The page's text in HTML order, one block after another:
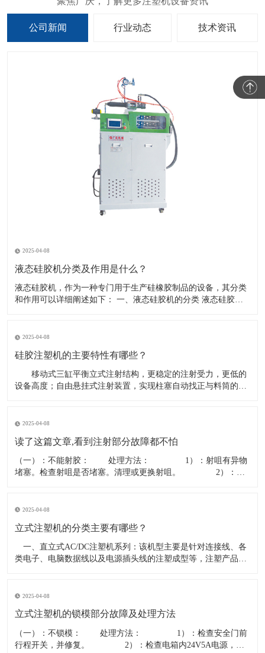
公司新闻 行业动态 技术资讯
2025-04-08
液态硅胶机分类及作用是什么？
液态硅胶机，作为一种专门用于生产硅橡胶制品的设备，其分类
和作用可以详细阐述如下： 一、液态硅胶机的分类 液态硅胶机
射成型机：又称垂直注射成型机，采用液态硅胶在垂直状态
2025-04-08
硅胶注塑机的主要特性有哪些？
移动式三缸平衡立式注射结构，更稳定的注射受力，更低的
设备高度；自由悬挂式注射装置，实现柱塞自动找正与料筒的对
定缸型三缸平衡注射，精密、稳定、安全，是成型精密橡胶制品
2025-04-08
读了这篇文章,看到注射部分故障都不怕
（一）：不能射胶： 处理方法： 1）：射咀有异物
堵塞。检查射咀是否堵塞。清理或更换射咀。 2）：分
2025-04-08
立式注塑机的分类主要有哪些？
一、直立式AC/DC注塑机系列：该机型主要是针对连接线、各
类电子、电脑数据线以及电源插头线的注塑成型等，注塑产品精
各厂家机型的具体容模量，配置等有异，在选购前一定要求厂家
2025-04-08
立式注塑机的锁模部分故障及处理方法
（一）：不锁模： 处理方法： 1）：检查安全门前
行程开关，并修复。 2）：检查电箱内24V5A电源，换